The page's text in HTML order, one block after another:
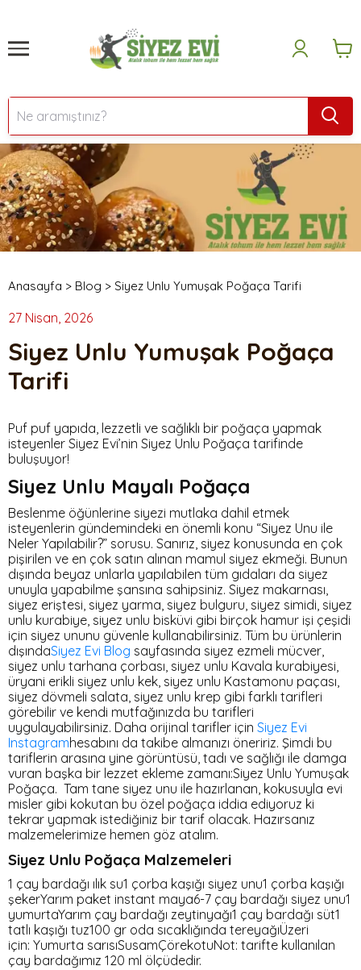
Anasayfa > Blog > Siyez Unlu Yumuşak Poğaça Tarifi
27 Nisan, 2026
Siyez Unlu Yumuşak Poğaça
Tarifi
Puf puf yapıda, lezzetli ve sağlıklı bir poğaça yapmak
isteyenler Siyez Evi’nin Siyez Unlu Poğaça tarifinde
buluşuyor!
Siyez Unlu Mayalı Poğaça
Beslenme öğünlerine siyezi mutlaka dahil etmek
isteyenlerin gündemindeki en önemli konu “Siyez Unu ile
Neler Yapılabilir?” sorusu. Sanırız, siyez konusunda en çok
pişirilen ve en çok satın alınan mamul siyez ekmeği. Bunun
dışında beyaz unlarla yapılabilen tüm gıdaları da siyez
unuyla yapabilme şansına sahipsiniz. Siyez makarnası,
siyez eriştesi, siyez yarma, siyez bulguru, siyez simidi, siyez
unlu kurabiye, siyez unlu bisküvi gibi birçok hamur işi çeşidi
için siyez ununu güvenle kullanabilirsiniz. Tüm bu ürünlerin
dışındaSiyez Evi Blog sayfasında siyez ezmeli mücver,
siyez unlu tarhana çorbası, siyez unlu Kavala kurabiyesi,
üryani erikli siyez unlu kek, siyez unlu Kastamonu paçası,
siyez dövmeli salata, siyez unlu krep gibi farklı tarifleri
görebilir ve kendi mutfağınızda bu tarifleri
uygulayabilirsiniz. Daha orijinal tarifler için Siyez Evi
Instagramhesabını da takibe almanızı öneririz. Şimdi bu
tariflerin arasına yine görüntüsü, tadı ve sağlığı ile damga
vuran başka bir lezzet ekleme zamanı:Siyez Unlu Yumuşak
Poğaça. Tam tane siyez unu ile hazırlanan, kokusuyla evi
misler gibi kokutan bu özel poğaça iddia ediyoruz ki
tekrar yapmak istediğiniz bir tarif olacak. Hazırsanız
malzemelerimize hemen göz atalım.
Siyez Unlu Poğaça Malzemeleri
1 çay bardağı ılık su1 çorba kaşığı siyez unu1 çorba kaşığı
şekerYarım paket instant maya6-7 çay bardağı siyez unu1
yumurtaYarım çay bardağı zeytinyağı1 çay bardağı süt1
tatlı kaşığı tuz100 gr oda sıcaklığında tereyağıÜzeri
için: Yumurta sarısıSusamÇörekotuNot: tarifte kullanılan
çay bardağımız 120 ml ölçüdedir.